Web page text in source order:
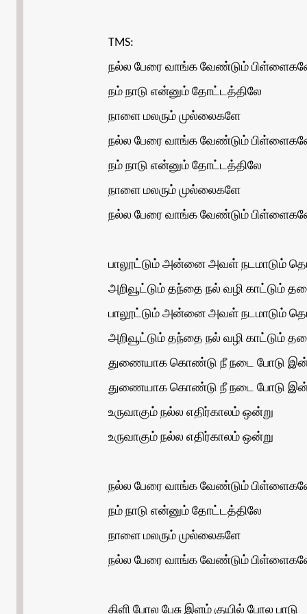
TMS:
நல்ல பேரை வாங்க வேண்டும்
நம் நாடு என்னும் தோட்டத்திலே
நாளை மலரும் முல்லைகளே
நல்ல பேரை வாங்க வேண்டும்
நம் நாடு என்னும் தோட்டத்திலே
நாளை மலரும் முல்லைகளே
நல்ல பேரை வாங்க வேண்டும்
பாலூட்டும் அன்னை அவள் நடமாடும்
அறிவூட்டும் தந்தை நல் வழி காட்டும்
பாலூட்டும் அன்னை அவள் நடமாடும்
அறிவூட்டும் தந்தை நல் வழி காட்டும்
துணையாக கொண்டு நீ நடை போடு
துணையாக கொண்டு நீ நடை போடு
உருவாகும் நல்ல எதிர்காலம் ஒன்று
உருவாகும் நல்ல எதிர்காலம் ஒன்று
நல்ல பேரை வாங்க வேண்டும்
நம் நாடு என்னும் தோட்டத்திலே
நாளை மலரும் முல்லைகளே
நல்ல பேரை வாங்க வேண்டும்
கிளி போல பேசு இளம் குயில் போல பாடு